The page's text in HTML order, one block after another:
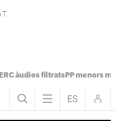
ERC àudios filtratsPP menors